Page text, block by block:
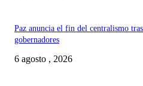
Paz anuncia el fin del centralismo
gobernadores
6 agosto , 2026